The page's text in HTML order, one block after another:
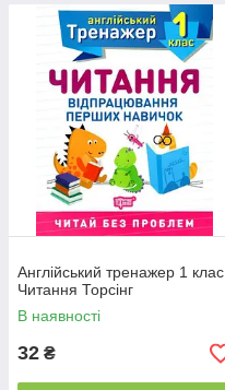
Англійський тренажер 1 клас
Читання Торсінг
В наявності
32 ₴